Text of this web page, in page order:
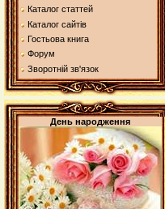
Каталог статтей
Каталог сайтів
Гостьова книга
Форум
Зворотній зв'язок
День народження